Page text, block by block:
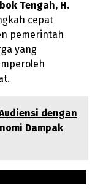
Tengah, H.
cepat
pemerintah
yang
dengan
Dampak